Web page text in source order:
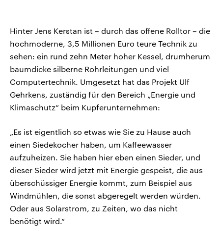
Hinter Jens Kerstan ist – durch das offene Rolltor – die
hochmoderne, 3,5 Millionen Euro teure Technik zu
sehen: ein rund zehn Meter hoher Kessel, drumherum
baumdicke silberne Rohrleitungen und viel
Computertechnik. Umgesetzt hat das Projekt Ulf
Gehrkens, zuständig für den Bereich „Energie und
Klimaschutz“ beim Kupferunternehmen:
„Es ist eigentlich so etwas wie Sie zu Hause auch
einen Siedekocher haben, um Kaffeewasser
aufzuheizen. Sie haben hier eben einen Sieder, und
dieser Sieder wird jetzt mit Energie gespeist, die aus
überschüssiger Energie kommt, zum Beispiel aus
Windmühlen, die sonst abgeregelt werden würden.
Oder aus Solarstrom, zu Zeiten, wo das nicht
benötigt wird.“